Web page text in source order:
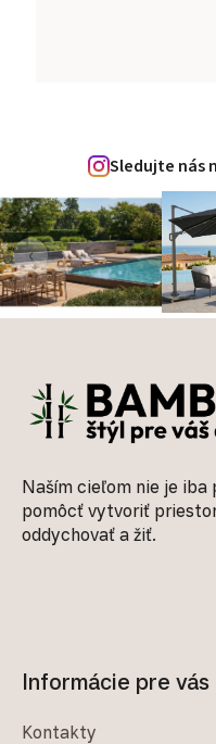
Sledujte nás
‹
Naším cieľom nie je
pomôcť vytvoriť
oddychovať a žiť.
Informácie pre vás
Kontakty